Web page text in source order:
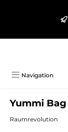
Navigation
Yummi
Raumrevolution